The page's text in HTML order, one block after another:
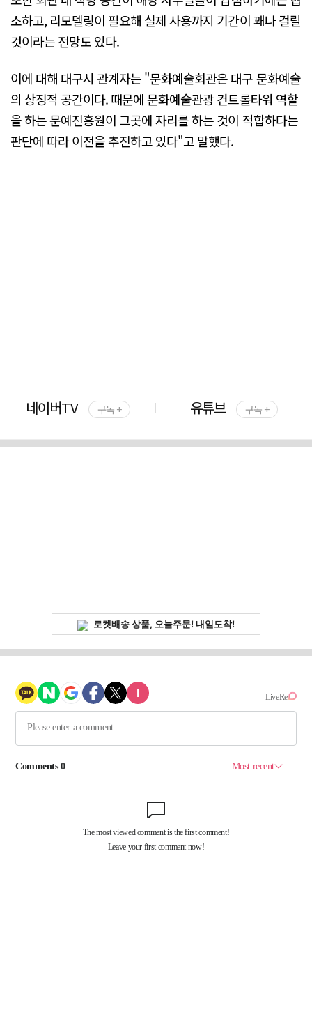
소하고, 리모델링이 필요해 실제 사용까지 기간이 꽤나 걸릴
것이라는 전망도 있다.
이에 대해 대구시 관계자는 "문화예술회관은 대구 문화예술
의 상징적 공간이다. 때문에 문화예술관광 컨트롤타워 역할
을 하는 문예진흥원이 그곳에 자리를 하는 것이 적합하다는
판단에 따라 이전을 추진하고 있다"고 말했다.
네이버TV 구독 + 유튜브 구독 +